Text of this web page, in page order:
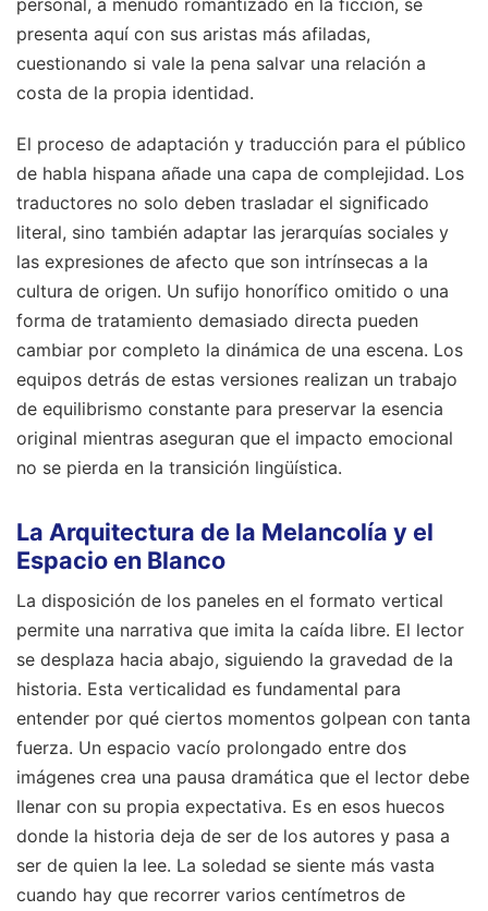
presenta aquí con sus aristas más afiladas,
cuestionando si vale la pena salvar una relación a
costa de la propia identidad.
El proceso de adaptación y traducción para el público
de habla hispana añade una capa de complejidad. Los
traductores no solo deben trasladar el significado
literal, sino también adaptar las jerarquías sociales y
las expresiones de afecto que son intrínsecas a la
cultura de origen. Un sufijo honorífico omitido o una
forma de tratamiento demasiado directa pueden
cambiar por completo la dinámica de una escena. Los
equipos detrás de estas versiones realizan un trabajo
de equilibrismo constante para preservar la esencia
original mientras aseguran que el impacto emocional
no se pierda en la transición lingüística.
La Arquitectura de la Melancolía y el
Espacio en Blanco
La disposición de los paneles en el formato vertical
permite una narrativa que imita la caída libre. El lector
se desplaza hacia abajo, siguiendo la gravedad de la
historia. Esta verticalidad es fundamental para
entender por qué ciertos momentos golpean con tanta
fuerza. Un espacio vacío prolongado entre dos
imágenes crea una pausa dramática que el lector debe
llenar con su propia expectativa. Es en esos huecos
donde la historia deja de ser de los autores y pasa a
ser de quien la lee. La soledad se siente más vasta
cuando hay que recorrer varios centímetros de